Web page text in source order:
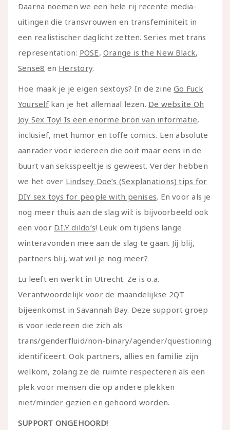
Daarna noemen we een hele rij recente media-
uitingen die transvrouwen en transfeminiteit in
een realistischer daglicht zetten. Series met trans
representation: POSE, Orange is the New Black,
Sense8 en Herstory.
Hoe maak je je eigen sextoys? In de zineGo Fuck
Yourselfkan je het allemaal lezen. De website Oh
Joy Sex Toy! Is een enorme bron van informatie,
inclusief, met humor en toffe comics. Een absolute
aanrader voor iedereen die ooit maar eens in de
buurt van seksspeeltje is geweest. Verder hebben
we het over Lindsey Doe’s (Sexplanations) tips for
DIY sex toys for people with penises. En voor als je
nog meer thuis aan de slag wil: is bijvoorbeeld ook
een voor D.I.Y dildo’s! Leuk om tijdens lange
winteravonden mee aan de slag te gaan. Jij blij,
partners blij, wat wil je nog meer?
Lu leeft en werkt in Utrecht. Ze is o.a.
Verantwoordelijk voor de maandelijkse 2QT
bijeenkomst in Savannah Bay. Deze support groep
is voor iedereen die zich als
trans/genderfluid/non-binary/agender/questioning
identificeert. Ook partners, allies en familie zijn
welkom, zolang ze de ruimte respecteren als een
plek voor mensen die op andere plekken
niet/minder gezien en gehoord worden.
SUPPORT ONGEHOORD!